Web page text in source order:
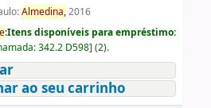
Almedina,2016
:Itens disponíveis para empréstimo:
342.2 D598] (2).
ao seu carrinho